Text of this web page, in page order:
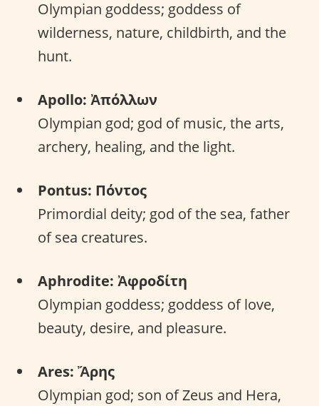
Olympian goddess; goddess of
wilderness, nature, childbirth, and the
hunt.
Apollo: Ἀπόλλων
Olympian god; god of music, the arts,
archery, healing, and the light.
Pontus: Πόντος
Primordial deity; god of the sea, father
of sea creatures.
Aphrodite: Ἀφροδίτη
Olympian goddess; goddess of love,
beauty, desire, and pleasure.
Ares: Ἄρης
Olympian god; son of Zeus and Hera,